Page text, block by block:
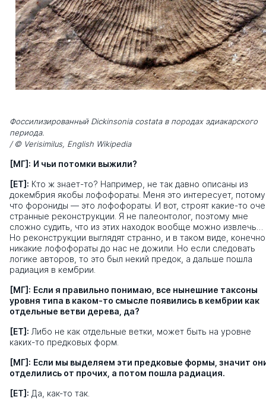
Фоссилизированный Dickinsonia сostata в породах эдиакарского
периода.
/ © Verisimilus, English Wikipedia
[МГ]: И чьи потомки выжили?
[ЕТ]: Кто ж знает-то? Например, не так давно описаны из
докембрия якобы лофофораты. Меня это интересует, потому
что форониды — это лофофораты. И вот, строят какие-то
странные реконструкции. Я не палеонтолог, поэтому мне
сложно судить, что из этих находок вообще можно извлечь…
Но реконструкции выглядят странно, и в таком виде,
никакие лофофораты до нас не дожили. Но если следовать
логике авторов, то это был некий предок, а дальше пошла
радиация в кембрии.
[МГ]: Если я правильно понимаю, все нынешние таксоны
уровня типа в каком-то смысле появились в кембрии как
отдельные ветви дерева, да?
[ЕТ]: Либо не как отдельные ветки, может быть на уровне
каких-то предковых форм.
[МГ]: Если мы выделяем эти предковые формы, значит
отделились от прочих, а потом пошла радиация.
[ЕТ]: Да, как-то так.